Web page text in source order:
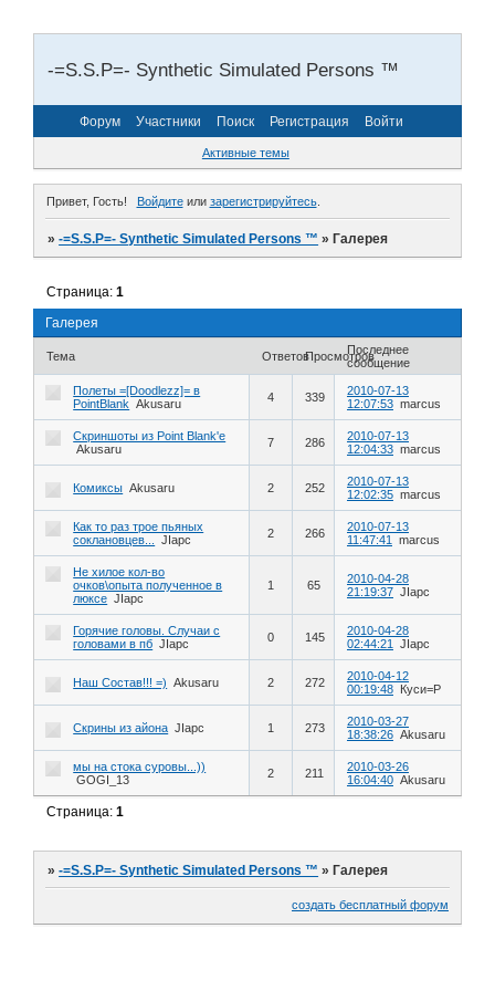
-=S.S.P=- Synthetic Simulated Persons ™
Форум Участники Поиск Регистрация Войти
Активные темы
Привет, Гость! Войдитеили зарегистрируйтесь.
»-=S.S.P=- Synthetic Simulated Persons ™ »Галерея
Галерея
Страница:1
Тема ОтветовПросмотровПоследнее
сообщение
Полеты =[Doodlezz]= в
PointBlank
Akusaru 4 339
2010-07-13
12:07:53 marcus
Скриншоты из Point Blank'e
Akusaru
7 286
2010-07-13
12:04:33 marcus
Комиксы Akusaru 2 252
2010-07-13
12:02:35 marcus
Как то раз трое пьяных
соклановцев...
JIapc 2 266
2010-07-13
11:47:41
marcus
Не хилое кол-во
очков\опыта полученное в
люксе JIapc
1 65
2010-04-28
21:19:37 JIapc
Горячие головы. Случаи с
головами в пб JIapc 0 145
2010-04-28
02:44:21
JIapc
Наш Состав!!! =) Akusaru 2 272
2010-04-12
00:19:48
Куси=Р
Скрины из айона JIapc 1 273
2010-03-27
18:38:26 Akusaru
мы на стока суровы...))
GOGI_13
2 211
2010-03-26
16:04:40 Akusaru
Страница:1
»-=S.S.P=- Synthetic Simulated Persons ™ »Галерея
создать бесплатный форум